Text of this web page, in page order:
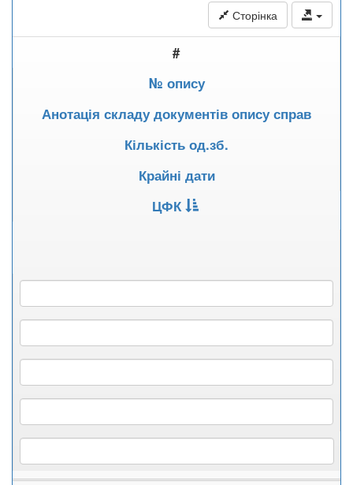
Сторінка
#
№ опису
Анотація складу документів опису справ
Кількість од.зб.
Крайні дати
ЦФК